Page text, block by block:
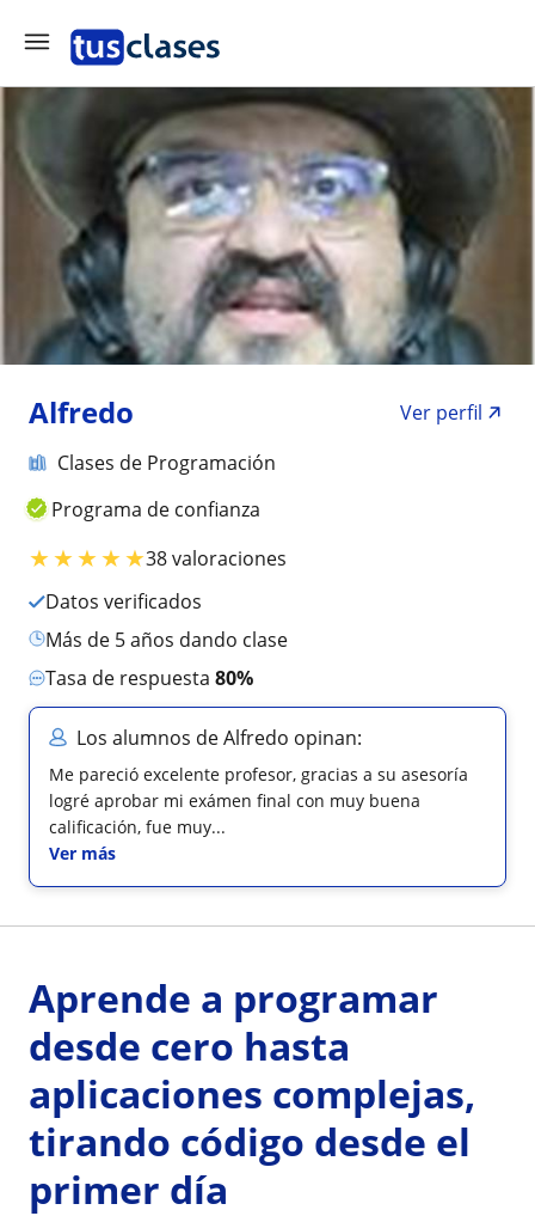
Alfredo
Ver perfil
Clases de Programación
Programa de confianza
★★★★★38 valoraciones
Datos verificados
más de 5 años dando clase
Tasa de respuesta 80%
Los alumnos de Alfredo opinan:
Me pareció excelente profesor, gracias a su asesoría
logré aprobar mi exámen final con muy buena
calificación, fue muy...
Ver más
Aprende a programar
desde cero hasta
aplicaciones complejas,
tirando código desde el
primer día